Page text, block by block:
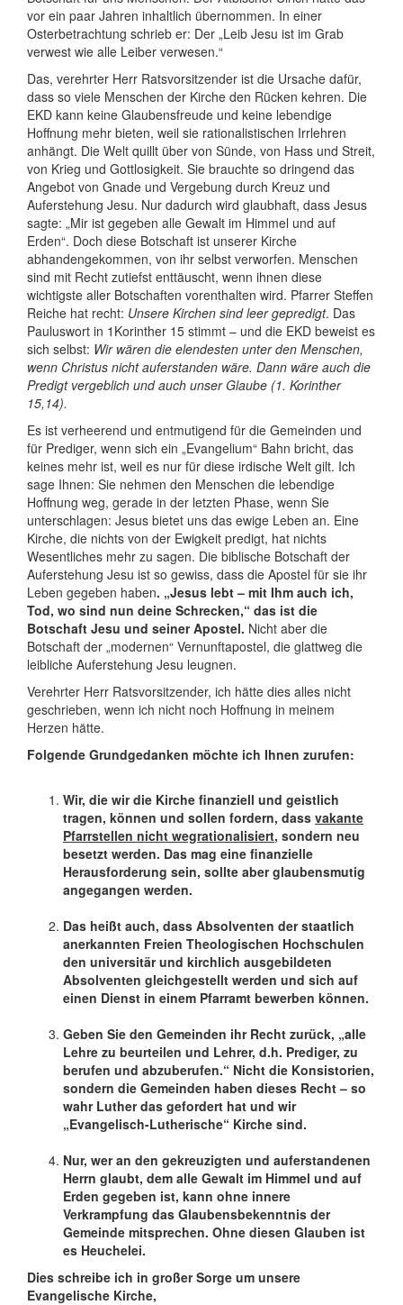
vor ein paar Jahren inhaltlich übernommen. In einer
Osterbetrachtung schrieb er: Der „Leib Jesu ist im Grab
verwest wie alle Leiber verwesen.“
Das, verehrter Herr Ratsvorsitzender ist die Ursache dafür,
dass so viele Menschen der Kirche den Rücken kehren. Die
EKD kann keine Glaubensfreude und keine lebendige
Hoffnung mehr bieten, weil sie rationalistischen Irrlehren
anhängt. Die Welt quillt über von Sünde, von Hass und Streit,
von Krieg und Gottlosigkeit. Sie brauchte so dringend das
Angebot von Gnade und Vergebung durch Kreuz und
Auferstehung Jesu. Nur dadurch wird glaubhaft, dass Jesus
sagte: „Mir ist gegeben alle Gewalt im Himmel und auf
Erden“. Doch diese Botschaft ist unserer Kirche
abhandengekommen, von ihr selbst verworfen. Menschen
sind mit Recht zutiefst enttäuscht, wenn ihnen diese
wichtigste aller Botschaften vorenthalten wird. Pfarrer Steffen
Reiche hat recht: Unsere Kirchen sind leer gepredigt. Das
Pauluswort in 1Korinther 15 stimmt – und die EKD beweist es
sich selbst: Wir wären die elendesten unter den Menschen,
wenn Christus nicht auferstanden wäre. Dann wäre auch die
Predigt vergeblich und auch unser Glaube (1. Korinther
15,14).
Es ist verheerend und entmutigend für die Gemeinden und
für Prediger, wenn sich ein „Evangelium“ Bahn bricht, das
keines mehr ist, weil es nur für diese irdische Welt gilt. Ich
sage Ihnen: Sie nehmen den Menschen die lebendige
Hoffnung weg, gerade in der letzten Phase, wenn Sie
unterschlagen: Jesus bietet uns das ewige Leben an. Eine
Kirche, die nichts von der Ewigkeit predigt, hat nichts
Wesentliches mehr zu sagen. Die biblische Botschaft der
Auferstehung Jesu ist so gewiss, dass die Apostel für sie ihr
Leben gegeben haben. „Jesus lebt – mit Ihm auch ich,
Tod, wo sind nun deine Schrecken,“ das ist die
Botschaft Jesu und seiner Apostel. Nicht aber die
Botschaft der „modernen“ Vernunftapostel, die glattweg die
leibliche Auferstehung Jesu leugnen.
Verehrter Herr Ratsvorsitzender, ich hätte dies alles nicht
geschrieben, wenn ich nicht noch Hoffnung in meinem
Herzen hätte.
Folgende Grundgedanken möchte ich Ihnen zurufen:
Wir, die wir die Kirche finanziell und geistlich
tragen, können und sollen fordern, dass vakante
Pfarrstellen nicht wegrationalisiert, sondern neu
besetzt werden. Das mag eine finanzielle
Herausforderung sein, sollte aber glaubensmutig
angegangen werden.
Das heißt auch, dass Absolventen der staatlich
anerkannten Freien Theologischen Hochschulen
den universitär und kirchlich ausgebildeten
Absolventen gleichgestellt werden und sich auf
einen Dienst in einem Pfarramt bewerben können.
Geben Sie den Gemeinden ihr Recht zurück, „alle
Lehre zu beurteilen und Lehrer, d.h. Prediger, zu
berufen und abzuberufen.“ Nicht die Konsistorien,
sondern die Gemeinden haben dieses Recht – so
wahr Luther das gefordert hat und wir
„Evangelisch-Lutherische“ Kirche sind.
Nur, wer an den gekreuzigten und auferstandenen
Herrn glaubt, dem alle Gewalt im Himmel und auf
Erden gegeben ist, kann ohne innere
Verkrampfung das Glaubensbekenntnis der
Gemeinde mitsprechen. Ohne diesen Glauben ist
es Heuchelei.
Dies schreibe ich in großer Sorge um unsere
Evangelische Kirche,